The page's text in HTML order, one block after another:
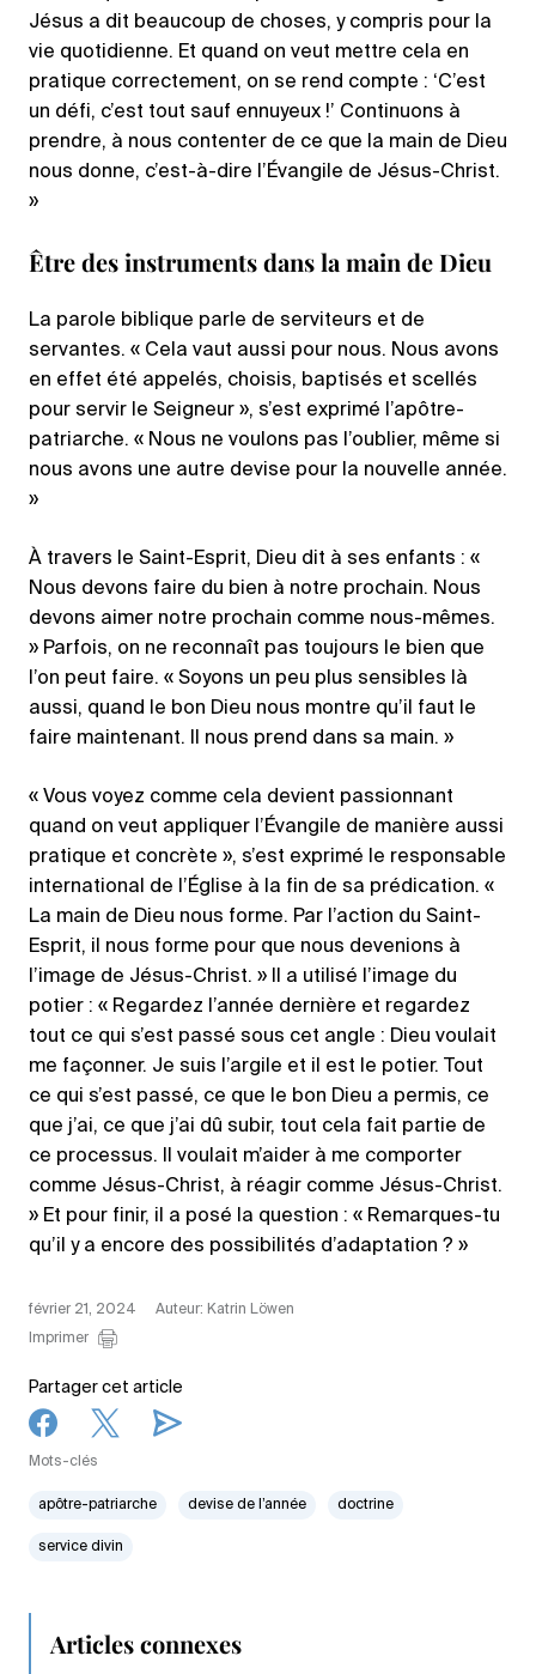
Jésus a dit beaucoup de choses, y compris pour la
vie quotidienne. Et quand on veut mettre cela en
pratique correctement, on se rend compte : ‘C’est
un défi, c’est tout sauf ennuyeux !’ Continuons à
prendre, à nous contenter de ce que la main de Dieu
nous donne, c’est-à-dire l’Évangile de Jésus-Christ.
»
Être des instruments dans la main de Dieu
La parole biblique parle de serviteurs et de
servantes. « Cela vaut aussi pour nous. Nous avons
en effet été appelés, choisis, baptisés et scellés
pour servir le Seigneur », s’est exprimé l’apôtre-
patriarche. « Nous ne voulons pas l’oublier, même si
nous avons une autre devise pour la nouvelle année.
»
À travers le Saint-Esprit, Dieu dit à ses enfants : «
Nous devons faire du bien à notre prochain. Nous
devons aimer notre prochain comme nous-mêmes.
» Parfois, on ne reconnaît pas toujours le bien que
l’on peut faire. « Soyons un peu plus sensibles là
aussi, quand le bon Dieu nous montre qu’il faut le
faire maintenant. Il nous prend dans sa main. »
« Vous voyez comme cela devient passionnant
quand on veut appliquer l’Évangile de manière aussi
pratique et concrète », s’est exprimé le responsable
international de l’Église à la fin de sa prédication. «
La main de Dieu nous forme. Par l’action du Saint-
Esprit, il nous forme pour que nous devenions à
l’image de Jésus-Christ. » Il a utilisé l’image du
potier : « Regardez l’année dernière et regardez
tout ce qui s’est passé sous cet angle : Dieu voulait
me façonner. Je suis l’argile et il est le potier. Tout
ce qui s’est passé, ce que le bon Dieu a permis, ce
que j’ai, ce que j’ai dû subir, tout cela fait partie de
ce processus. Il voulait m’aider à me comporter
comme Jésus-Christ, à réagir comme Jésus-Christ.
» Et pour finir, il a posé la question : « Remarques-tu
qu’il y a encore des possibilités d’adaptation ? »
février 21, 2024
Auteur: Katrin Löwen
Imprimer
Partager cet article
Mots-clés
apôtre-patriarche devise de l’année doctrine
service divin
Articles connexes